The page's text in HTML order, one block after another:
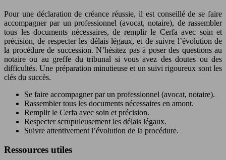
Pour une déclaration de créance réussie, il est conseillé de se faire
accompagner par un professionnel (avocat, notaire), de rassembler
tous les documents nécessaires, de remplir le Cerfa avec soin et
précision, de respecter les délais légaux, et de suivre l’évolution de
la procédure de succession. N’hésitez pas à poser des questions au
notaire ou au greffe du tribunal si vous avez des doutes ou des
difficultés. Une préparation minutieuse et un suivi rigoureux sont les
clés du succès.
Se faire accompagner par un professionnel (avocat, notaire).
Rassembler tous les documents nécessaires en amont.
Remplir le Cerfa avec soin et précision.
Respecter scrupuleusement les délais légaux.
Suivre attentivement l’évolution de la procédure.
Ressources utiles